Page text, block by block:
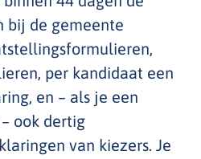
bij de gemeente
per kandidaat een
en – als je een
ook dertig
van kiezers. Je